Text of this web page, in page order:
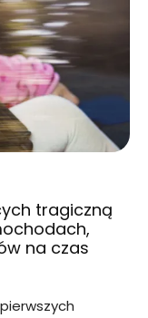
tragiczną
na czas